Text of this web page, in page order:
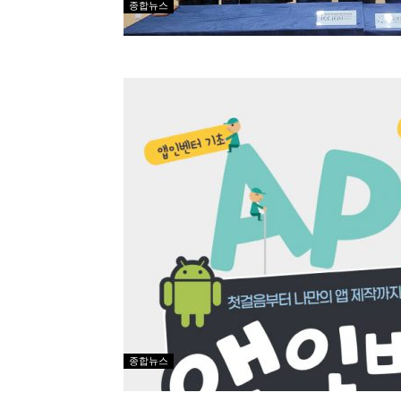
종합뉴스
종합뉴스